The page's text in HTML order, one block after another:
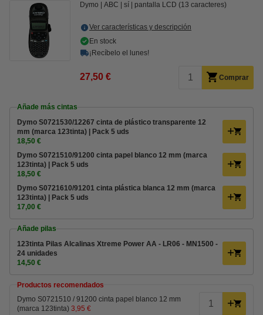
Dymo ABC sí pantalla LCD (13 caracteres)
Ver características y descripción
En stock
¡Recíbelo el lunes!
27,50 € Comprar
Añade más cintas
Dymo S0721530/12267 cinta de plástico transparente 12
mm (marca 123tinta) | Pack 5 uds
18,50 €
Dymo S0721510/91200 cinta papel blanco 12 mm (marca
123tinta) | Pack 5 uds
18,50 €
Dymo S0721610/91201 cinta plástica blanca 12 mm (marca
123tinta) | Pack 5 uds
17,00 €
Añade pilas
123tinta Pilas Alcalinas Xtreme Power AA - LR06 - MN1500 -
24 unidades
14,50 €
Productos recomendados
Dymo S0721510 / 91200 cinta papel blanco 12 mm
(marca 123tinta) 3,95 €